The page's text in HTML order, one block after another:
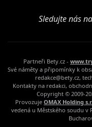
Sledujte nás
Partneři Bety.cz -
Své náměty a připomínky k
redakce@bety.cz,
Kontakty na redakci,
Copyright © 2009-
Provozuje OMAX Holding
vedená u Městského soudu v